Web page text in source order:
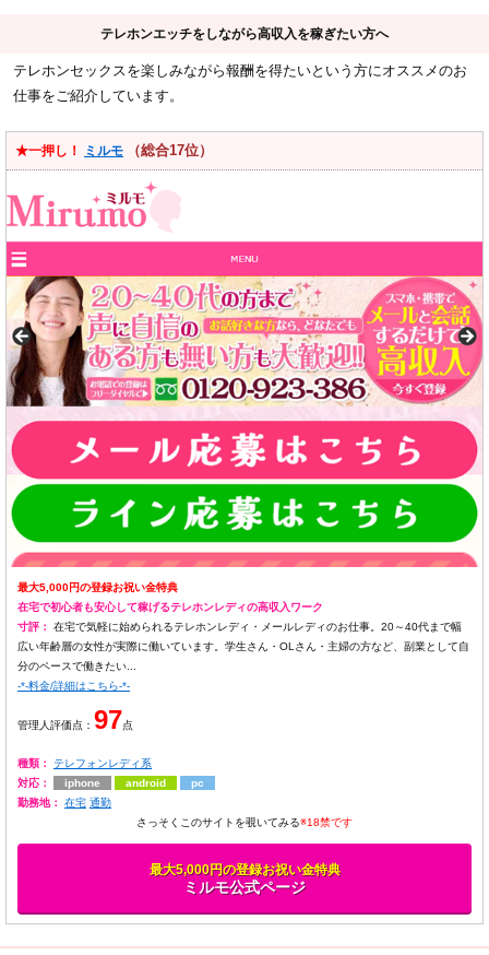
テレホンエッチをしながら高収入を稼ぎたい方へ
テレホンセックスを楽しみながら報酬を得たいという方にオススメのお
仕事をご紹介しています。
★一押し！ ミルモ （総合17位）
最大5,000円の登録お祝い金特典
在宅で初心者も安心して稼げるテレホンレディの高収入ワーク
寸評：
在宅で気軽に始められるテレホンレディ・メールレディのお仕事。20～40代まで幅
広い年齢層の女性が実際に働いています。学生さん・OLさん・主婦の方など、副業として自
分のペースで働きたい...
-*-料金/詳細はこちら-*-
管理人評価点： 97点
種類：
テレフォンレディ系
対応：
iphone android
pc
勤務地：
在宅 通勤
さっそくこのサイトを覗いてみる※18禁です
最大5,000円の登録お祝い金特典
ミルモ公式ページ